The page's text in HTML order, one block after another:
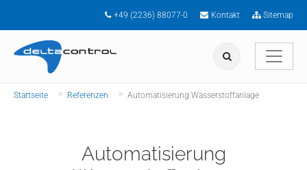
+49 (2236) 88077-0 Kontakt Sitemap
Sie sind hier:
Startseite Referenzen Automatisierung Wasserstoffanlage
Automatisierung